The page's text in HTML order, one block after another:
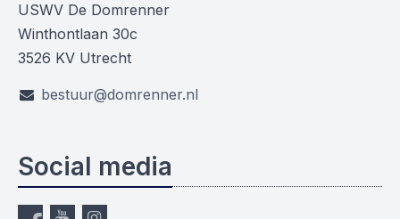
USWV De Domrenner
Winthontlaan 30c
3526 KV Utrecht
bestuur@domrenner.nl
Social media